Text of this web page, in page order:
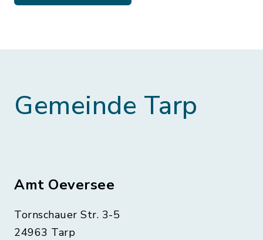
Gemeinde Tarp
Amt Oeversee
Tornschauer Str. 3-5
24963 Tarp